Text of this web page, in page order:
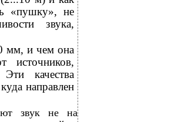
«пушку», не
звука,
мм, и чем она
источников,
качества
направлен
звук не на